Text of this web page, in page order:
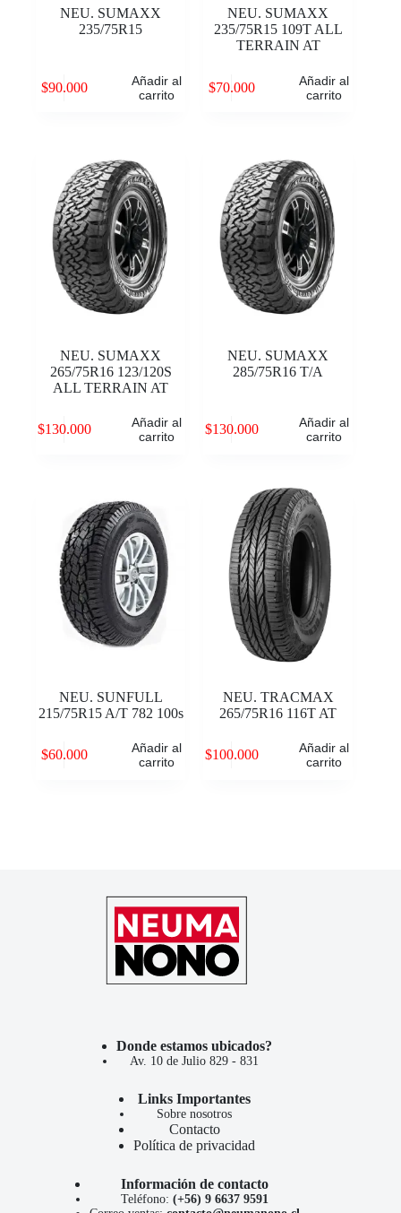
NEU. SUMAXX
235/75R15
$90.000
Añadir al
carrito
NEU. SUMAXX
235/75R15 109T ALL
TERRAIN AT
$70.000
Añadir al
carrito
NEU. SUMAXX
265/75R16 123/120S
ALL TERRAIN AT
$130.000
Añadir al
carrito
NEU. SUMAXX
285/75R16 T/A
$130.000
Añadir al
carrito
NEU. SUNFULL
215/75R15 A/T 782 100s
$60.000
Añadir al
carrito
NEU. TRACMAX
265/75R16 116T AT
$100.000
Añadir al
carrito
Donde estamos ubicados?
Av. 10 de Julio 829 - 831
Links Importantes
Sobre nosotros
Contacto
Política de privacidad
Información de contacto
Teléfono: (+56) 9 6637 9591